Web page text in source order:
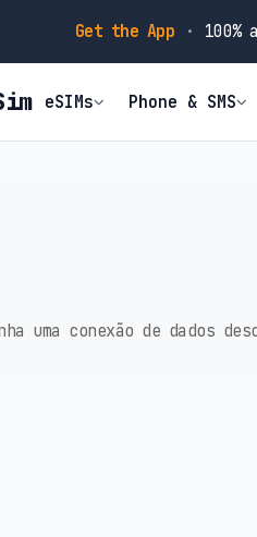
Get the App ·
eSIMs Phone & SMS
uma conexão de dados